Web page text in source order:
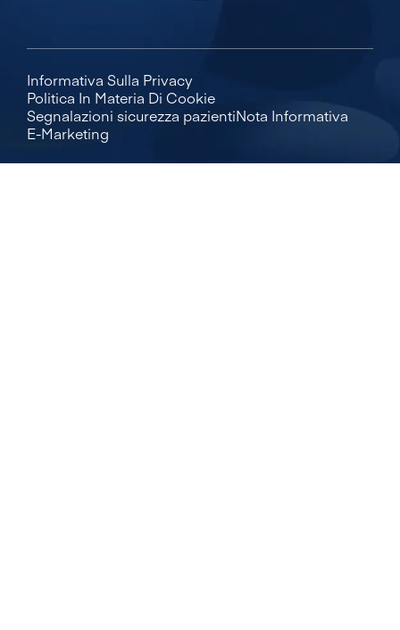
Informativa Sulla Privacy
Politica In Materia Di Cookie
Segnalazioni sicurezza pazientiNota Informativa
E-Marketing